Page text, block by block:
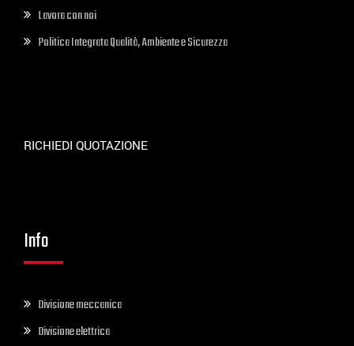
Lavora con noi
Politica Integrata Qualità, Ambiente e Sicurezza
RICHIEDI QUOTAZIONE
Info
Divisione meccanica
Divisione elettrica